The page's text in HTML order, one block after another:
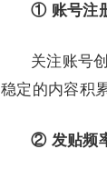
① 账号注
关注账号
稳定的内容积
② 发贴频